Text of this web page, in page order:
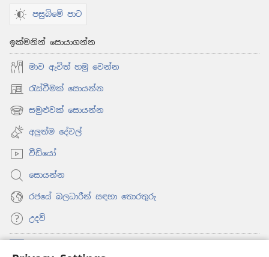
පසුබිමේ පාට
ඉක්මනින් සොයාගන්න
මාව ඇවිත් හමු වෙන්න
රැස්වීමක් සොයන්න
(opens
new
window)
සමුළුවක් සොයන්න
(opens
new
window)
අලුත්ම දේවල්
වීඩියෝ
සොයන්න
රජයේ බලධාරීන් සඳහා තොරතුරු
උදව්
(opens